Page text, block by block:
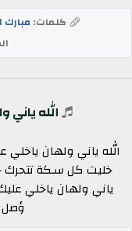
كلمات: مبارك
الله ياني
الله ياني ولهان ياخلي
خليت كل سـكة تتحرك
ياني ولهان ياخلي